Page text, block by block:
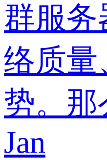
群服
络质量
势。那
Jan